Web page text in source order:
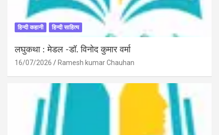
हिन्दी कहानी हिन्दी साहित्य
लघुकथा : मेडल -डॉ. विनोद कुमार वर्मा
16/07/2026 Ramesh kumar Chauhan